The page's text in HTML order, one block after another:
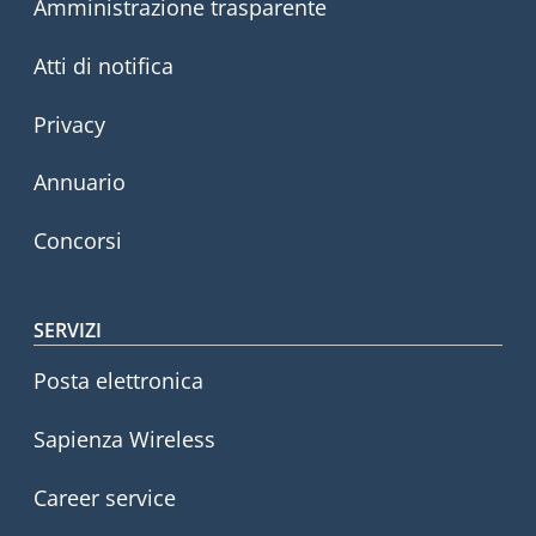
Amministrazione trasparente
Atti di notifica
Privacy
Annuario
Concorsi
SERVIZI
Posta elettronica
Sapienza Wireless
Career service